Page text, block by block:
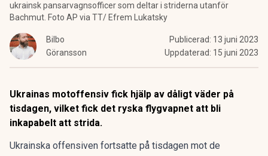
ukrainsk pansarvagnsofficer som deltar i striderna utanför
Bachmut. Foto AP via TT/ Efrem Lukatsky
Bilbo
Göransson
Publicerad: 13 juni 2023
Uppdaterad: 15 juni 2023
Ukrainas motoffensiv fick hjälp av dåligt väder på
tisdagen, vilket fick det ryska flygvapnet att bli
inkapabelt att strida.
Ukrainska offensiven fortsatte på tisdagen mot de